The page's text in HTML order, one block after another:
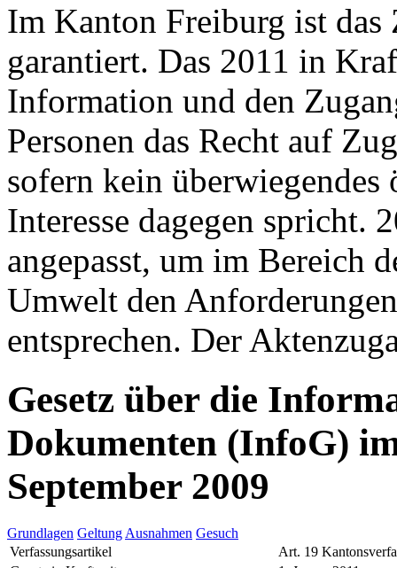
Im Kanton Freiburg ist das
garantiert. Das 2011 in
Information und den
Personen das Recht auf
sofern kein
Interesse dagegen spricht.
angepasst, um im Bereich
Umwelt den
entsprechen. Der
Gesetz über die
Dokumenten (InfoG)
September 2009
Grundlagen Geltung Ausnahmen Gesuch
Verfassungsartikel
Art. 19